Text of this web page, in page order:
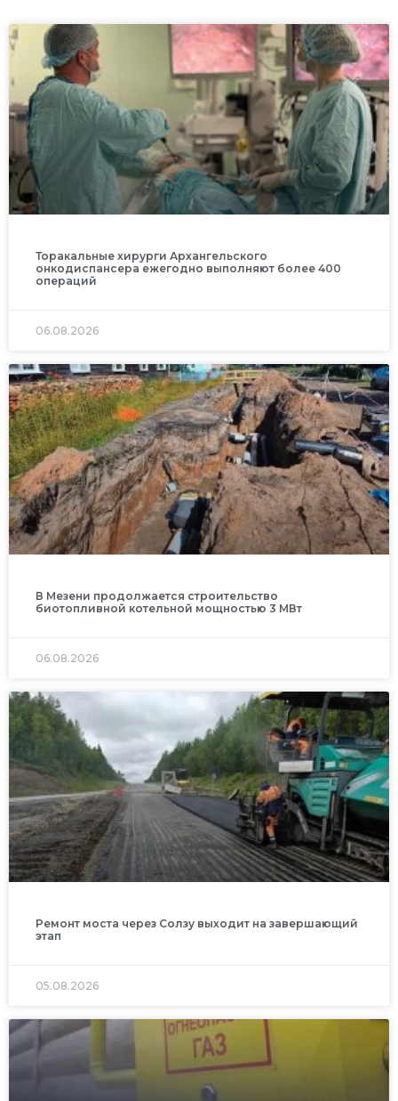
Торакальные хирурги Архангельского
онкодиспансера ежегодно выполняют более 400
операций
06.08.2026
В Мезени продолжается строительство
биотопливной котельной мощностью 3 МВт
06.08.2026
Ремонт моста через Солзу выходит на завершающий
этап
05.08.2026